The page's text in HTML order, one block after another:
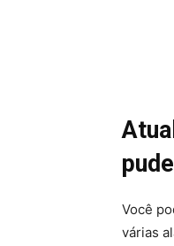
Você
várias